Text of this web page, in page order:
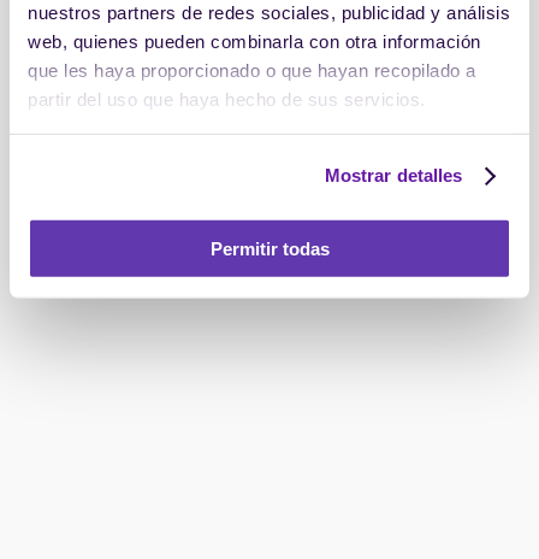
nuestros partners de redes sociales, publicidad y análisis
web, quienes pueden combinarla con otra información
que les haya proporcionado o que hayan recopilado a
partir del uso que haya hecho de sus servicios.
Mostrar detalles
Permitir todas